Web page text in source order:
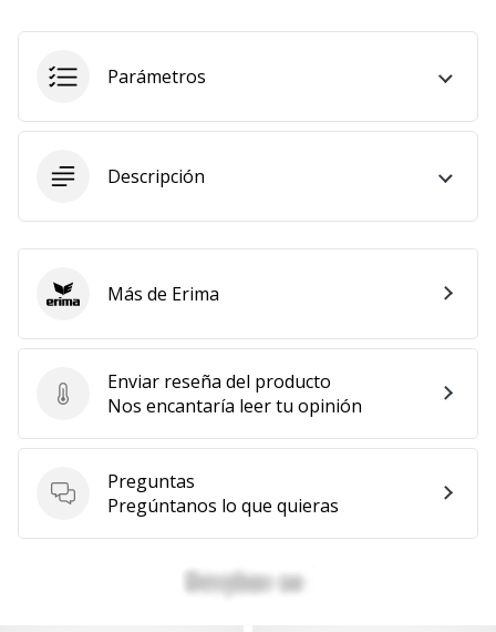
Parámetros
Descripción
Enviar reseña del producto
Enviar reseña del producto
Nos encantaría leer tu opinión
Preguntas
Preguntas
Pregúntanos lo que quieras
ErimaMás de Erima